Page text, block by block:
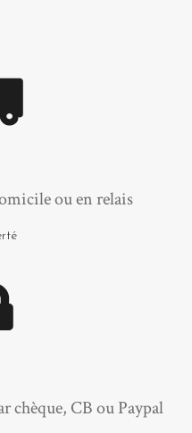
ou en relais
chèque, CB ou Paypal